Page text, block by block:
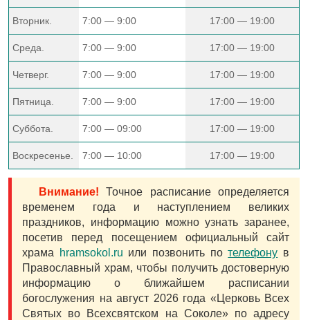
Вторник. 7:00 — 9:00 17:00 — 19:00
Среда. 7:00 — 9:00 17:00 — 19:00
Четверг. 7:00 — 9:00 17:00 — 19:00
Пятница. 7:00 — 9:00 17:00 — 19:00
Суббота. 7:00 — 09:00 17:00 — 19:00
Воскресенье. 7:00 — 10:00 17:00 — 19:00
Внимание! Точное расписание определяется
временем года и наступлением великих
праздников, информацию можно узнать заранее,
посетив перед посещением официальный сайт
храма
hramsokol.ru или позвонить потелефону в
Православный храм, чтобы получить достоверную
информацию о ближайшем расписании
богослужения на август 2026 года «Церковь Всех
Святых во Всехсвятском на Соколе» по адресу